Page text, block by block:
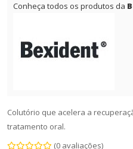
Conheça todos os produtos da
Colutório que acelera a
tratamento oral.
(0 avaliações)